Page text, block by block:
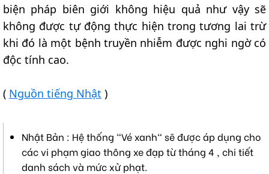
biện pháp biên giới không hiệu quả như vậy sẽ
không được tự động thực hiện trong tương lai trừ
khi đó là một bệnh truyền nhiễm được nghi ngờ có
độc tính cao.
( Nguồn tiếng Nhật )
Nhật Bản : Hệ thống "Vé xanh" sẽ được áp dụng cho
các vi phạm giao thông xe đạp từ tháng 4 , chi tiết
danh sách và mức xử phạt.